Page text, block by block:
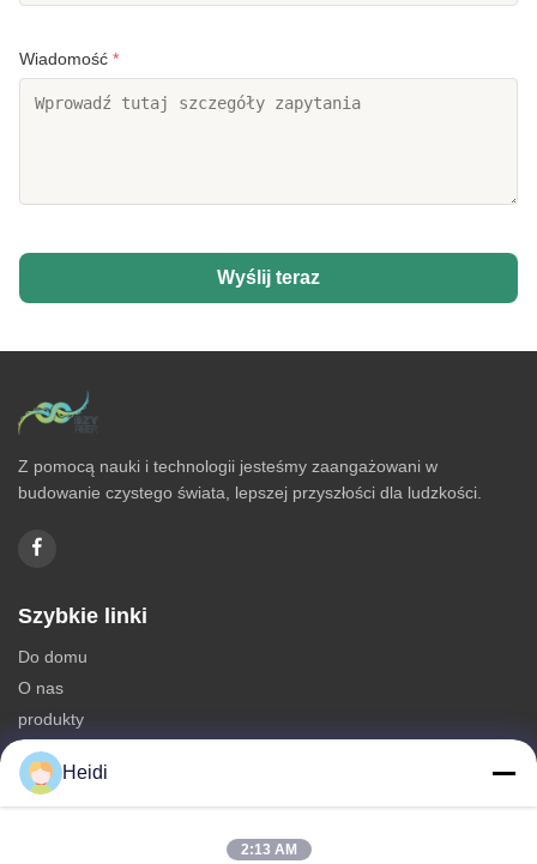
Wiadomość *
Wyślij teraz
Z pomocą nauki i technologii jesteśmy zaangażowani w
budowanie czystego świata, lepszej przyszłości dla ludzkości.
Szybkie linki
Do domu
O nas
produkty
Skontaktuj się z nami
Kategorie
Heidi
2:13 AM